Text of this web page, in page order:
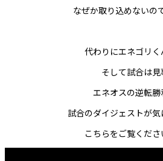
なぜか取り込めないの
代わりにエネゴリ
そして試合は見
エネオスの逆転勝
試合のダイジェストが
こちらをご覧くだ